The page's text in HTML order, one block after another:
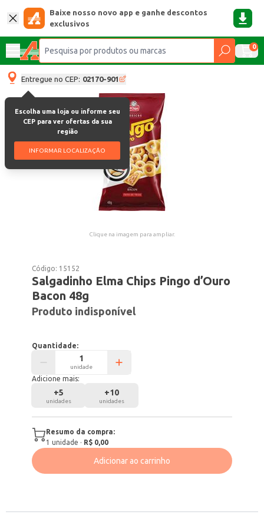
Baixe nosso novo app e ganhe descontos
exclusivos
0
Entregue no CEP: 02170-901
Escolha uma loja ou informe seu
CEP para ver ofertas da sua
região
INFORMAR LOCALIZAÇÃO
Clique na imagem para ampliar.
Código: 15152
Salgadinho Elma Chips Pingo d’Ouro
Bacon 48g
Produto indisponível
Quantidade:
unidade
Adicione mais:
+5
unidades
+10
unidades
Resumo da compra:
1 unidade · R$ 0,00
Adicionar ao carrinho